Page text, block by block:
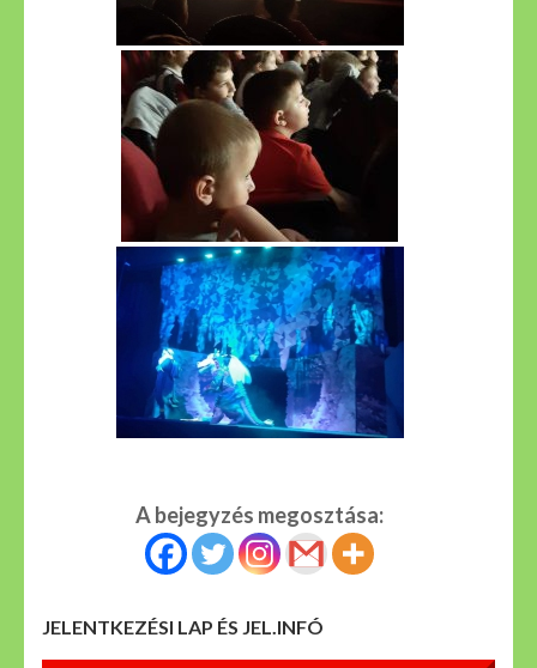
A bejegyzés megosztása:
JELENTKEZÉSI LAP ÉS JEL.INFÓ